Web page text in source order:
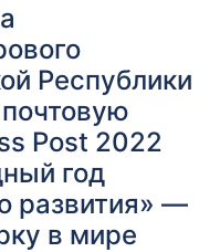
Республики
Post 2022
год
развития» —
в мире